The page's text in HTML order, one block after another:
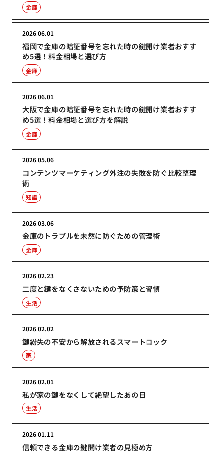
金庫
福岡で金庫の暗証番号を忘れた時の鍵開け業者おすす
め5選！料金相場と選び方
2026.06.01
金庫
大阪で金庫の暗証番号を忘れた時の鍵開け業者おすす
め5選！料金相場と選び方を解説
2026.06.01
金庫
コンテンツマーケティング外注の失敗を防ぐ比較整理
術
2026.05.06
知識
金庫のトラブルを未然に防ぐための管理術
2026.03.06
金庫
二度と鍵をなくさないための予防策と習慣
2026.02.23
生活
鍵紛失の不安から解放されるスマートロック
2026.02.02
家
私が家の鍵をなくして絶望したあの日
2026.02.01
生活
信頼できる金庫の鍵開け業者の見極め方
2026.01.11